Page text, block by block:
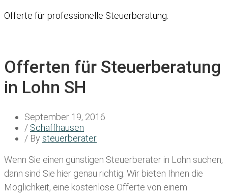
Offerte für professionelle Steuerberatung:
Offerten für Steuerberatung
in Lohn SH
September 19, 2016
/ Schaffhausen
/ By steuerberater
Wenn Sie einen günstigen Steuerberater in Lohn suchen,
dann sind Sie hier genau richtig. Wir bieten Ihnen die
Möglichkeit, eine kostenlose Offerte von einem